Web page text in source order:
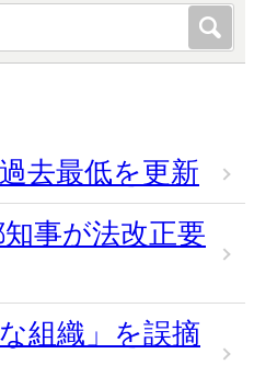
去最低を更新
事が法改正要
組織」を誤摘